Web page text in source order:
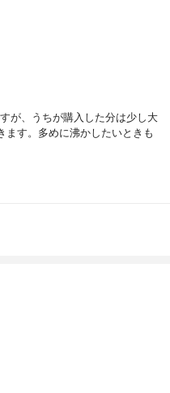
が、うちが購入した分は少し大
ます。多めに沸かしたいときも